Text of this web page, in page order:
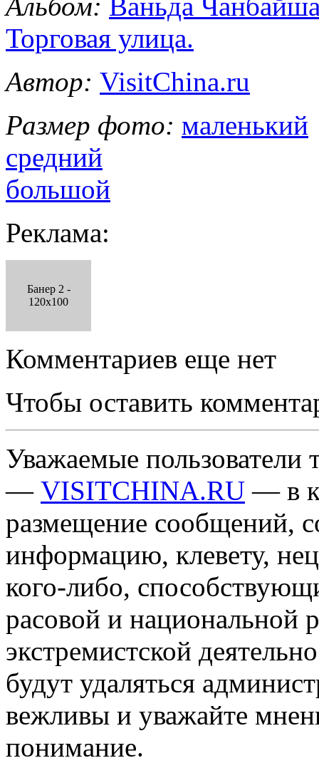
Торговая улица.
Автор: VisitChina.ru
Размер фото: маленький
средний
большой
Реклама:
Банер 2 -
120x100
Комментариев еще нет
Чтобы оставить
Уважаемые пользователи
— VISITCHINA.RU — в
размещение сообщений,
информацию, клевету,
кого-либо,
расовой и национальной
экстремистской
будут удаляться
вежливы и уважайте
понимание.